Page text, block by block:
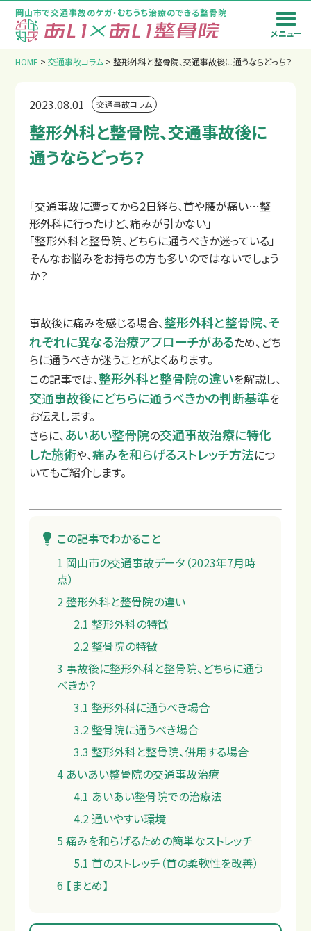
岡山市で交通事故のケガ・むちうち治療のできる整骨院
メニュー
トップページ
店舗一覧
HOME >交通事故コラム >整形外科と整骨院、交通事故後に通うならどっち？
2023.08.01 交通事故コラム
整形外科と整骨院、交通事故後に
通うならどっち？
「交通事故に遭ってから2日経ち、首や腰が痛い…整
形外科に行ったけど、痛みが引かない」
「整形外科と整骨院、どちらに通うべきか迷っている」
そんなお悩みをお持ちの方も多いのではないでしょう
か？
事故後に痛みを感じる場合、整形外科と整骨院、そ
れぞれに異なる治療アプローチがあるため、どち
らに通うべきか迷うことがよくあります。
この記事では、整形外科と整骨院の違いを解説し、
交通事故後にどちらに通うべきかの判断基準を
お伝えします。
さらに、あいあい整骨院の交通事故治療に特化
した施術や、痛みを和らげるストレッチ方法につ
いてもご紹介します。
この記事でわかること
1 岡山市の交通事故データ（2023年7月時
点）
2整形外科と整骨院の違い
2.1 整形外科の特徴
2.2整骨院の特徴
3 事故後に整形外科と整骨院、どちらに通う
べきか？
3.1 整形外科に通うべき場合
3.2整骨院に通うべき場合
3.3 整形外科と整骨院、併用する場合
4 あいあい整骨院の交通事故治療
4.1 あいあい整骨院での治療法
4.2通いやすい環境
5 痛みを和らげるための簡単なストレッチ
5.1 首のストレッチ（首の柔軟性を改善）
6 【まとめ】